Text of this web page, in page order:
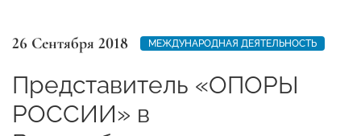
26 Сентября 2018 МЕЖДУНАРОДНАЯ ДЕЯТЕЛЬНОСТЬ
Представитель «ОПОРЫ
РОССИИ» в